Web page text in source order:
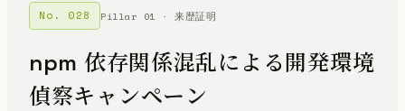
No. 028 Pillar 01 · 来歴証明
npm 依存関係混乱による開発環境
偵察キャンペーン